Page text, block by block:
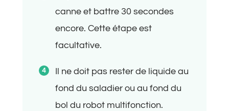
canne et battre 30 secondes
encore. Cette étape est
facultative.
Il ne doit pas rester de liquide au
fond du saladier ou au fond du
bol du robot multifonction.